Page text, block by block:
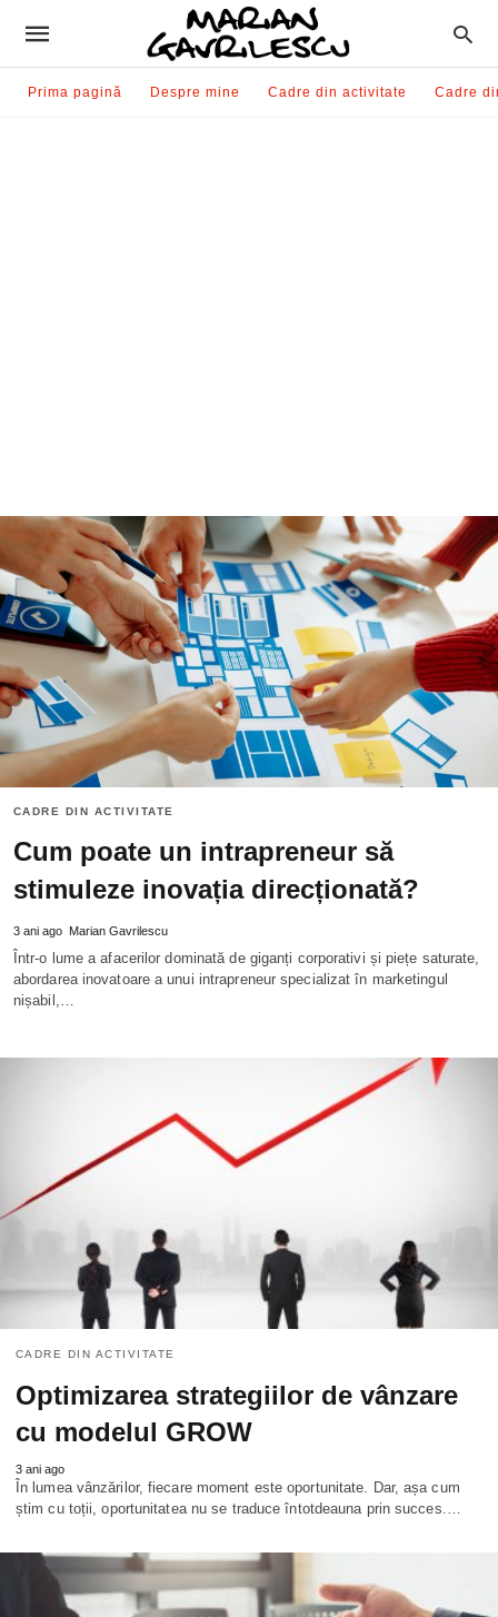
Prima pagină Despre mine Cadre din activitate Cadre
CADRE DIN ACTIVITATE
Cum poate un intrapreneur să
stimuleze inovația direcționată?
3 ani ago Marian Gavrilescu
Într-o lume a afacerilor dominată de giganți corporativi și piețe saturate,
abordarea inovatoare a unui intrapreneur specializat în marketingul
nișabil,…
CADRE DIN ACTIVITATE
Optimizarea strategiilor de vânzare
cu modelul GROW
3 ani ago
În lumea vânzărilor, fiecare moment este oportunitate. Dar, așa cum
știm cu toții, oportunitatea nu se traduce întotdeauna prin succes.…